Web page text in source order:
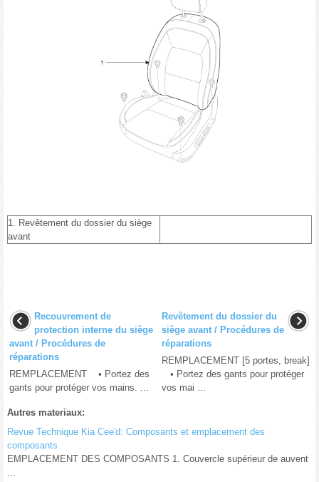
1. Revêtement du dossier du siège
avant
Recouvrement de
protection interne du siège
avant / Procédures de
réparations
REMPLACEMENT • Portez des
gants pour protéger vos mains. ...
Revêtement du dossier du
siège avant / Procédures de
réparations
REMPLACEMENT [5 portes, break]
• Portez des gants pour protéger
vos mai ...
Autres materiaux:
Revue Technique Kia Cee'd: Composants et emplacement des
composants
EMPLACEMENT DES COMPOSANTS 1. Couvercle supérieur de auvent